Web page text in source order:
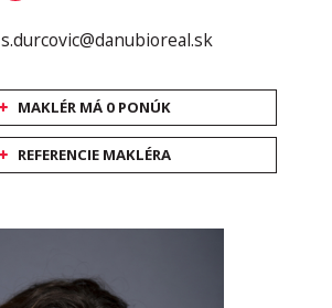
s.durcovic@danubioreal.sk
MAKLÉR MÁ 0 PONÚK
REFERENCIE MAKLÉRA